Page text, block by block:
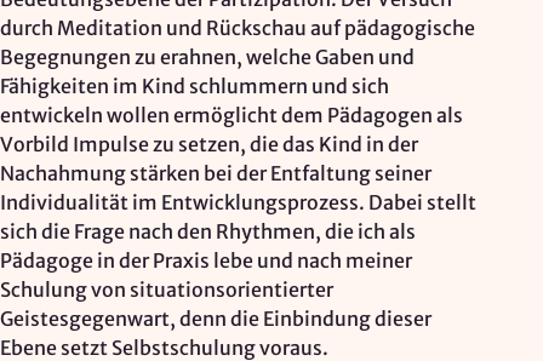
durch Meditation und Rückschau auf pädagogische
Begegnungen zu erahnen, welche Gaben und
Fähigkeiten im Kind schlummern und sich
entwickeln wollen ermöglicht dem Pädagogen als
Vorbild Impulse zu setzen, die das Kind in der
Nachahmung stärken bei der Entfaltung seiner
Individualität im Entwicklungsprozess. Dabei stellt
sich die Frage nach den Rhythmen, die ich als
Pädagoge in der Praxis lebe und nach meiner
Schulung von situationsorientierter
Geistesgegenwart, denn die Einbindung dieser
Ebene setzt Selbstschulung voraus.